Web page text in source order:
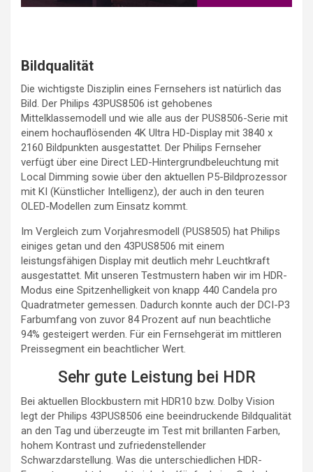
Bildqualität
Die wichtigste Disziplin eines Fernsehers ist natürlich das
Bild. Der Philips 43PUS8506 ist gehobenes
Mittelklassemodell und wie alle aus der PUS8506-Serie mit
einem hochauflösenden 4K Ultra HD-Display mit 3840 x
2160 Bildpunkten ausgestattet. Der Philips Fernseher
verfügt über eine Direct LED-Hintergrundbeleuchtung mit
Local Dimming sowie über den aktuellen P5-Bildprozessor
mit KI (Künstlicher Intelligenz), der auch in den teuren
OLED-Modellen zum Einsatz kommt.
Im Vergleich zum Vorjahresmodell (PUS8505) hat Philips
einiges getan und den 43PUS8506 mit einem
leistungsfähigen Display mit deutlich mehr Leuchtkraft
ausgestattet. Mit unseren Testmustern haben wir im HDR-
Modus eine Spitzenhelligkeit von knapp 440 Candela pro
Quadratmeter gemessen. Dadurch konnte auch der DCI-P3
Farbumfang von zuvor 84 Prozent auf nun beachtliche
94% gesteigert werden. Für ein Fernsehgerät im mittleren
Preissegment ein beachtlicher Wert.
Sehr gute Leistung bei HDR
Bei aktuellen Blockbustern mit HDR10 bzw. Dolby Vision
legt der Philips 43PUS8506 eine beeindruckende Bildqualität
an den Tag und überzeugte im Test mit brillanten Farben,
hohem Kontrast und zufriedenstellender
Schwarzdarstellung. Was die unterschiedlichen HDR-